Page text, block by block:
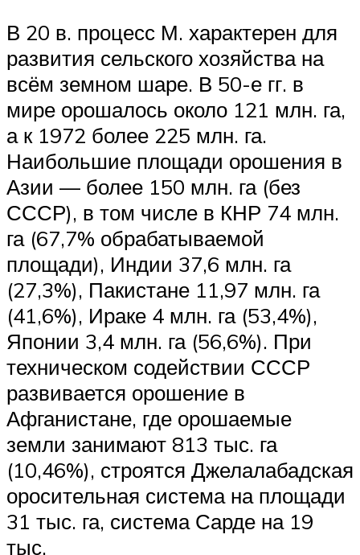
В 20 в. процесс М. характерен для
развития сельского хозяйства на
всём земном шаре. В 50-е гг. в
мире орошалось около 121 млн. га,
а к 1972 более 225 млн. га.
Наибольшие площади орошения в
Азии — более 150 млн. га (без
СССР), в том числе в КНР 74 млн.
га (67,7% обрабатываемой
площади), Индии 37,6 млн. га
(27,3%), Пакистане 11,97 млн. га
(41,6%), Ираке 4 млн. га (53,4%),
Японии 3,4 млн. га (56,6%). При
техническом содействии СССР
развивается орошение в
Афганистане, где орошаемые
земли занимают 813 тыс. га
(10,46%), строятся Джелалабадская
оросительная система на площади
31 тыс. га, система Сарде на 19
тыс.